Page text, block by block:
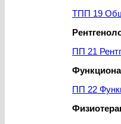
ТПП 19
ПП 21
ПП 22